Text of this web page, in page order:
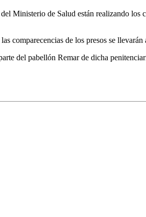
Ministerio de Salud están realizando los
comparecencias de los presos se
del pabellón Remar de dicha